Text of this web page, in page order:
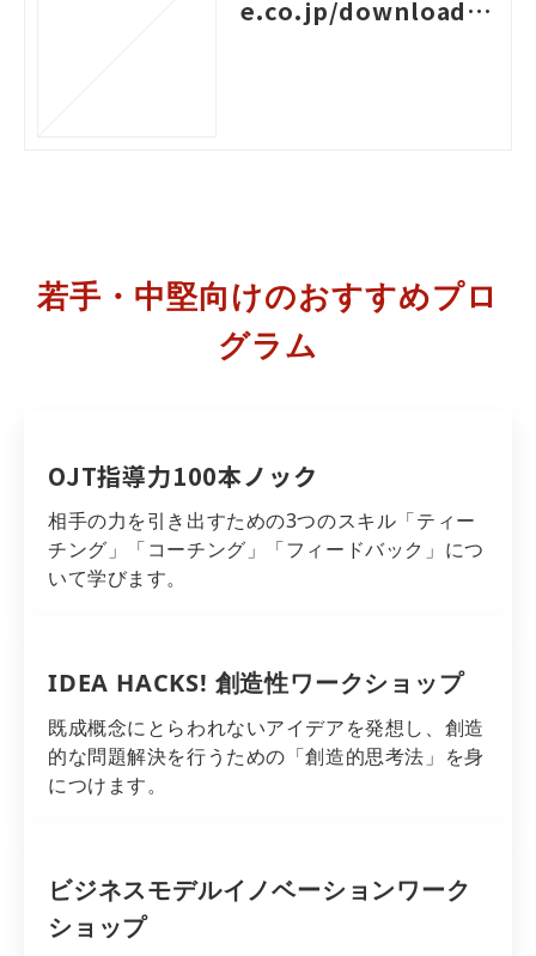
e.co.jp/download/4
若手・中堅向けのおすすめプロ
グラム
OJT指導力100本ノック
相手の力を引き出すための3つのスキル「ティー
チング」「コーチング」「フィードバック」につ
いて学びます。
IDEA HACKS! 創造性ワークショップ
既成概念にとらわれないアイデアを発想し、創造
的な問題解決を行うための「創造的思考法」を身
につけます。
ビジネスモデルイノベーションワーク
ショップ